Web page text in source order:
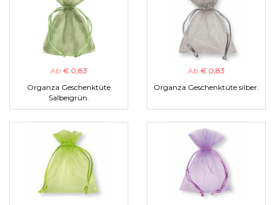
Ab € 0,83
Organza Geschenktüte
Salbeigrün.
Ab € 0,83
Organza Geschenktüte silber.